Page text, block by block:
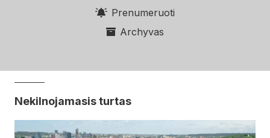
Prenumeruoti
Archyvas
Nekilnojamasis turtas